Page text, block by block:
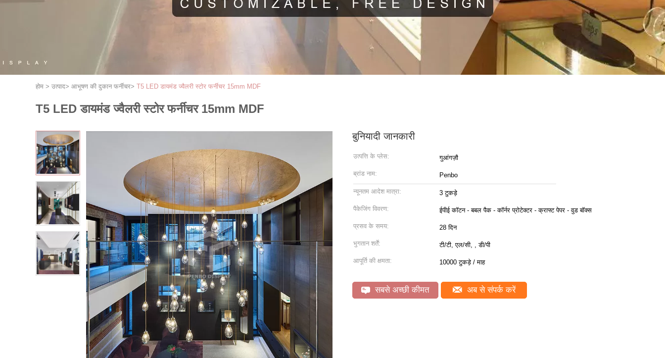
होम > उत्पाद> आभूषण की दुकान फर्नीचर> T5 LED डायमंड ज्वैलरी स्टोर फर्नीचर 15mm MDF
T5 LED डायमंड ज्वैलरी स्टोर फर्नीचर 15mm MDF
बुनियादी जानकारी
उत्पत्ति के प्लेस: गुआंगज़ौ
ब्रांड नाम: Penbo
न्यूनतम आदेश मात्रा: 3 टुकड़े
पैकेजिंग विवरण: ईपीई कॉटन - बबल पैक - कॉर्नर प्रोटेक्टर - क्राफ्ट पेपर - वुड बॉक्स
प्रसव के समय: 28 दिन
भुगतान शर्तें: टी/टी, एल/सी, , डी/पी
आपूर्ति की क्षमता: 10000 टुकड़े / माह
सबसे अच्छी कीमत अब से संपर्क करें